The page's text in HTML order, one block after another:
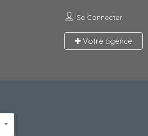
Se Connecter
Votre agence